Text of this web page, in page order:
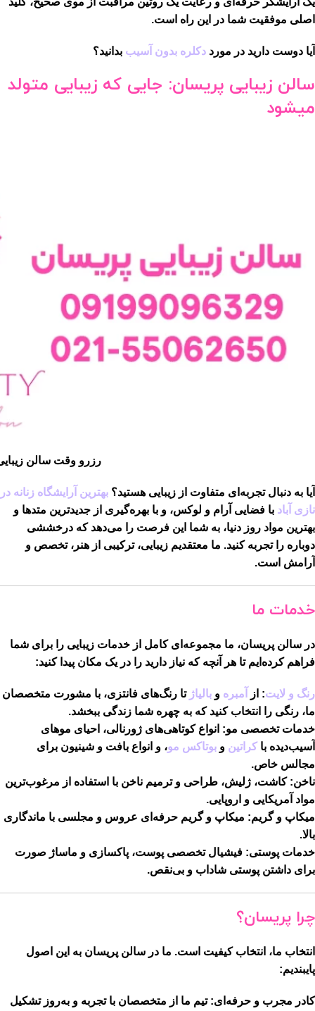
اصلی موفقیت شما در این راه است.
آیا دوست دارید در مورد دکلره بدون آسیب بدانید؟
سالن زیبایی پریسان: جایی که زیبایی متولد
میشود
رزرو وقت سالن
آیا به دنبال تجربه‌ای متفاوت از زیبایی هستید؟ بهترین آرایشگاه زنانه در
نازی آباد با فضایی آرام و لوکس، و با بهره‌گیری از جدیدترین متدها و
بهترین مواد روز دنیا، به شما این فرصت را می‌دهد که درخششی
دوباره را تجربه کنید. ما معتقدیم زیبایی، ترکیبی از هنر، تخصص و
آرامش است.
خدمات ما
در سالن پریسان، ما مجموعه‌ای کامل از خدمات زیبایی را برای شما
فراهم کرده‌ایم تا هر آنچه که نیاز دارید را در یک مکان پیدا کنید:
رنگ و لایت: از آمبره و بالیاژ تا رنگ‌های فانتزی، با مشورت متخصصان
ما، رنگی را انتخاب کنید که به چهره شما زندگی ببخشد.
خدمات تخصصی مو: انواع کوتاهی‌های ژورنالی، احیای موهای
آسیب‌دیده با کراتین و بوتاکس مو، و انواع بافت و شینیون برای
مجالس خاص.
ناخن: کاشت، ژلیش، طراحی و ترمیم ناخن با استفاده از مرغوب‌ترین
مواد آمریکایی و اروپایی.
میکاپ و گریم: میکاپ و گریم حرفه‌ای عروس و مجلسی با ماندگاری
بالا.
خدمات پوستی: فیشیال تخصصی پوست، پاکسازی و ماساژ صورت
برای داشتن پوستی شاداب و بی‌نقص.
چرا پریسان؟
انتخاب ما، انتخاب کیفیت است. ما در سالن پریسان به این اصول
پایبندیم:
کادر مجرب و حرفه‌ای: تیم ما از متخصصان با تجربه و به‌روز تشکیل